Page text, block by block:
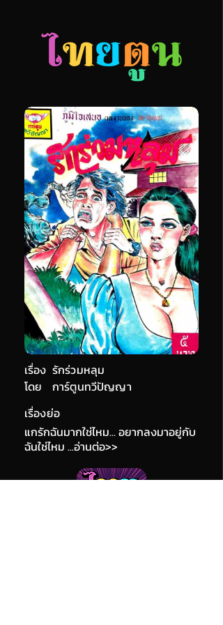
เรื่อง รักร่วมหลุม
การ์ตูนทวีปัญญา
โดย
เรื่องย่อ
แกรักฉันมากใช่ไหม... อยากลงมาอยู่กับ
ฉันใช่ไหม ...อ่านต่อ>>